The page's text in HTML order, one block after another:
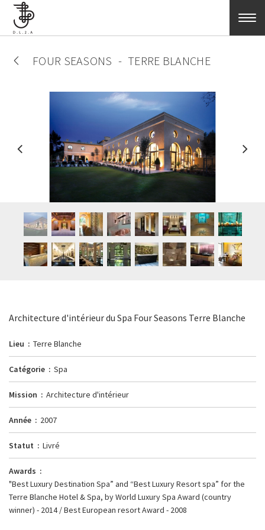
Aller au contenu principal
FOUR SEASONS TERRE BLANCHE
Architecture d'intérieur du Spa Four Seasons Terre Blanche
Lieu Terre Blanche
Catégorie Spa
Mission Architecture d'intérieur
Année 2007
Statut Livré
Awards
"Best Luxury Destination Spa” and “Best Luxury Resort spa” for the
Terre Blanche Hotel & Spa, by World Luxury Spa Award (country
winner) - 2014 / Best European resort Award - 2008